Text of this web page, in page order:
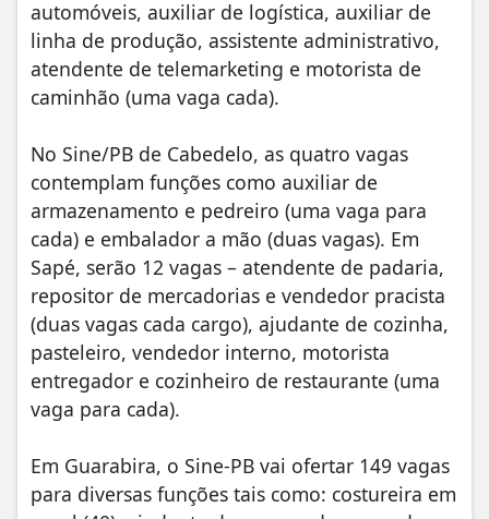
automóveis, auxiliar de logística, auxiliar de
linha de produção, assistente administrativo,
atendente de telemarketing e motorista de
caminhão (uma vaga cada).
No Sine/PB de Cabedelo, as quatro vagas
contemplam funções como auxiliar de
armazenamento e pedreiro (uma vaga para
cada) e embalador a mão (duas vagas). Em
Sapé, serão 12 vagas – atendente de padaria,
repositor de mercadorias e vendedor pracista
(duas vagas cada cargo), ajudante de cozinha,
pasteleiro, vendedor interno, motorista
entregador e cozinheiro de restaurante (uma
vaga para cada).
Em Guarabira, o Sine-PB vai ofertar 149 vagas
para diversas funções tais como: costureira em